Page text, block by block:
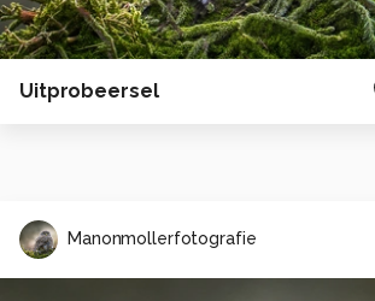
Uitprobeersel
Manonmollerfotografie